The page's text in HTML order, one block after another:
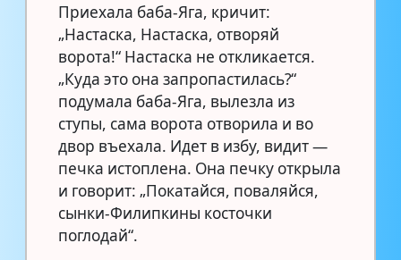
Приехала баба-Яга, кричит:
„Настаска, Настаска, отворяй
ворота!“ Настаска не откликается.
„Куда это она запропастилась?“
подумала баба-Яга, вылезла из
ступы, сама ворота отворила и во
двор въехала. Идет в избу, видит —
печка истоплена. Она печку открыла
и говорит: „Покатайся, поваляйся,
сынки-Филипкины косточки
поглодай“.